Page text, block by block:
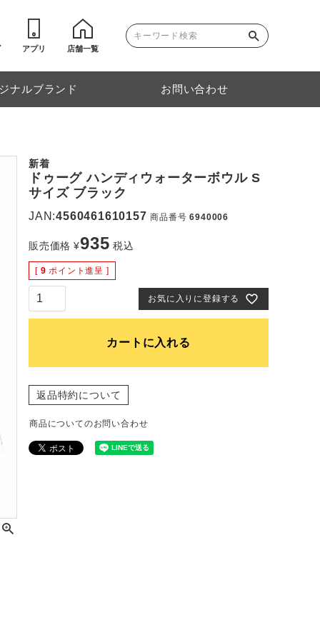
アプリ 店舗一覧
ナルブランド お問い合わせ
新着
ドゥーグ ハンディウォーターボウル S
サイズ ブラック
JAN:4560461610157 商品番号 6940006
販売価格 ¥935 税込
[ 9 ポイント進呈 ]
お気に入りに登録する
カートに入れる
返品特約について
商品についてのお問い合わせ